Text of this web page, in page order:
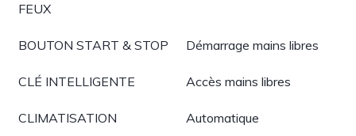
FEUX
BOUTON START & STOP Démarrage mains libres
CLÉ INTELLIGENTE Accès mains libres
CLIMATISATION Automatique